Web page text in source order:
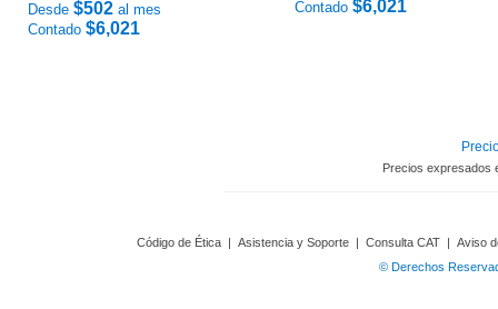
Desde $502 al mes
Contado $6,021
Contado $6,021
Precios expresados
Código de Ética | Asistencia y Soporte | Consulta CAT | Aviso
© Derechos